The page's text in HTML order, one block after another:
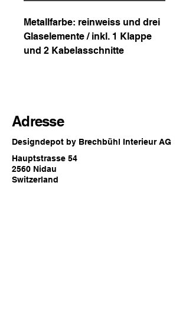
Metallfarbe: reinweiss und drei
Glaselemente / inkl. 1 Klappe
und 2 Kabelasschnitte
Adresse
Designdepot by Brechbühl Interieur AG
Hauptstrasse 54
2560 Nidau
Switzerland